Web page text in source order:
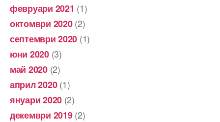
февруари 2021 (1)
октомври 2020(2)
септември 2020 (1)
юни 2020(3)
май 2020(2)
април 2020(1)
януари 2020 (2)
декември 2019(2)